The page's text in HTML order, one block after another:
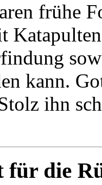
frühe
kann.
ihn
für die